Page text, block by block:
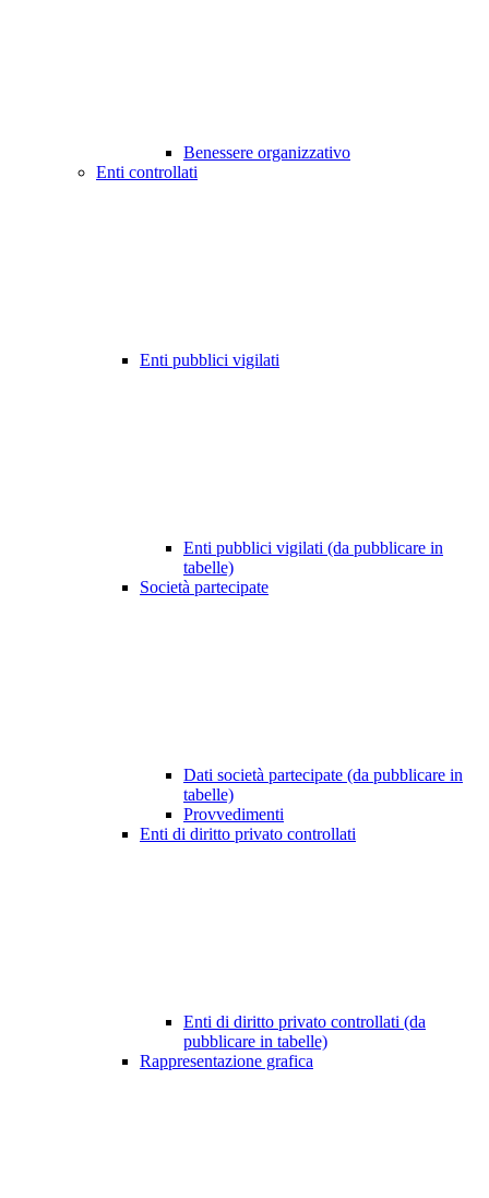
Benessere organizzativo
Enti controllati
Enti pubblici vigilati
Enti pubblici vigilati (da pubblicare in
tabelle)
Società partecipate
Dati società partecipate (da pubblicare in
tabelle)
Provvedimenti
Enti di diritto privato controllati
Enti di diritto privato controllati (da
pubblicare in tabelle)
Rappresentazione grafica